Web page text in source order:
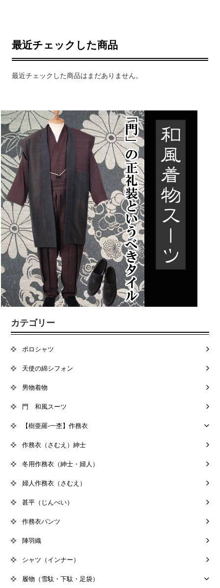
最近チェックした商品
最近チェックした商品はまだありません。
カテゴリー
ポロシャツ
天使の綿シフォン
男物着物
門 和風スーツ
【樹亜羅-一杢】作務衣
作務衣（さむえ）紳士
冬用作務衣（紳士・婦人）
婦人作務衣（さむえ）
甚平（じんべい）
作務衣パンツ
陣羽織
シャツ（インナー）
履物（雪駄・下駄・足袋）